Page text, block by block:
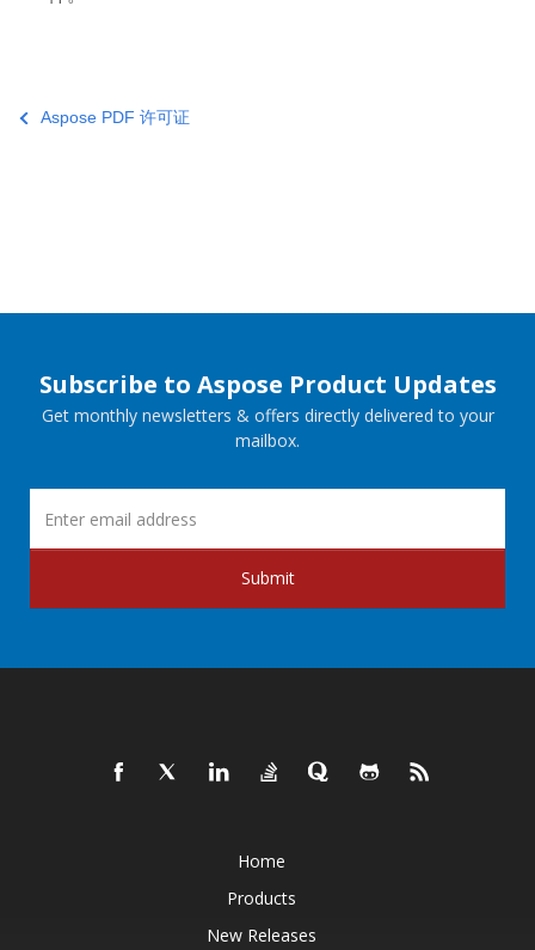
Aspose PDF 许可证
Subscribe to Aspose Product Updates
Get monthly newsletters & offers directly delivered to your
mailbox.
Submit
Home
Products
New Releases